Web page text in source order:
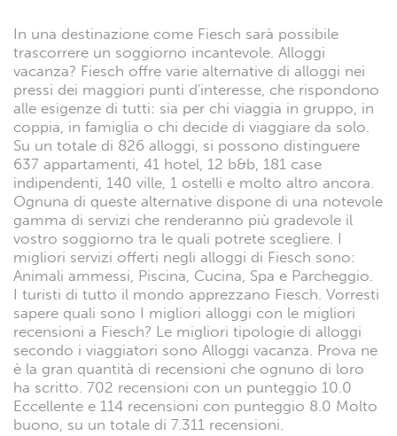
In una destinazione come Fiesch sarà possibile
trascorrere un soggiorno incantevole. Alloggi
vacanza? Fiesch offre varie alternative di alloggi nei
pressi dei maggiori punti d'interesse, che rispondono
alle esigenze di tutti: sia per chi viaggia in gruppo, in
coppia, in famiglia o chi decide di viaggiare da solo.
Su un totale di 826 alloggi, si possono distinguere
637 appartamenti, 41 hotel, 12 b&b, 181 case
indipendenti, 140 ville, 1 ostelli e molto altro ancora.
Ognuna di queste alternative dispone di una notevole
gamma di servizi che renderanno più gradevole il
vostro soggiorno tra le quali potrete scegliere. I
migliori servizi offerti negli alloggi di Fiesch sono:
Animali ammessi, Piscina, Cucina, Spa e Parcheggio.
I turisti di tutto il mondo apprezzano Fiesch. Vorresti
sapere quali sono I migliori alloggi con le migliori
recensioni a Fiesch? Le migliori tipologie di alloggi
secondo i viaggiatori sono Alloggi vacanza. Prova ne
è la gran quantità di recensioni che ognuno di loro
ha scritto. 702 recensioni con un punteggio 10.0
Eccellente e 114 recensioni con punteggio 8.0 Molto
buono, su un totale di 7.311 recensioni.